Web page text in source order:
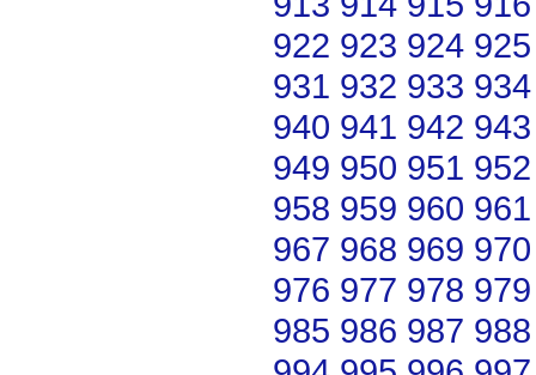
922 923 924 925
931 932 933 934
940 941 942 943
949 950 951 952
958 959 960 961
967 968 969 970
976 977 978 979
985 986 987 988